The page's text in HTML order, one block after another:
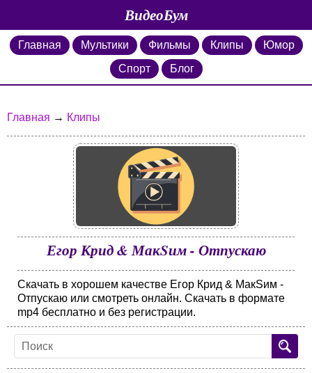
ВидеоБум
Главная Мультики Фильмы Клипы
Юмор
Спорт
Блог
Главная → Клипы
Егор Крид & МакSим - Отпускаю
Скачать в хорошем качестве Егор Крид & МакSим -
Отпускаю или смотреть онлайн. Скачать в формате
mp4 бесплатно и без регистрации.